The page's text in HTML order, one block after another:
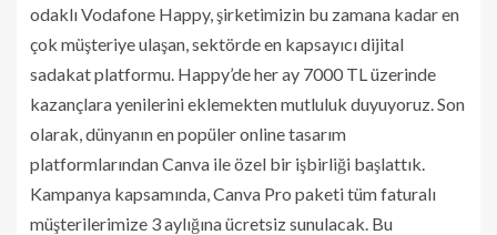
odaklı Vodafone Happy, şirketimizin bu zamana kadar en
çok müşteriye ulaşan, sektörde en kapsayıcı dijital
sadakat platformu. Happy’de her ay 7000 TL üzerinde
kazançlara yenilerini eklemekten mutluluk duyuyoruz. Son
olarak, dünyanın en popüler online tasarım
platformlarından Canva ile özel bir işbirliği başlattık.
Kampanya kapsamında, Canva Pro paketi tüm faturalı
müşterilerimize 3 aylığına ücretsiz sunulacak. Bu